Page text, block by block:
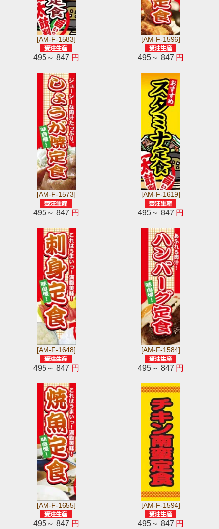
[AM-F-1583]
495～ 847 円
[AM-F-1596]
495～ 847 円
[AM-F-1573]
495～ 847 円
[AM-F-1619]
495～ 847 円
[AM-F-1648]
495～ 847 円
[AM-F-1584]
495～ 847 円
[AM-F-1655]
495～ 847 円
[AM-F-1594]
495～ 847 円